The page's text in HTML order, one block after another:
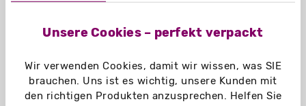
Unsere Cookies – perfekt verpackt
Wir verwenden Cookies, damit wir wissen, was SIE
brauchen. Uns ist es wichtig, unsere Kunden mit
den richtigen Produkten anzusprechen. Helfen Sie
Broschüren, Unterlagen in DIN A3 bis ca. 61